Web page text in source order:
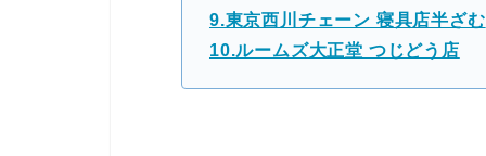
9.東京西川チェーン 寝具店半ざむ
10.ルームズ大正堂 つじどう店